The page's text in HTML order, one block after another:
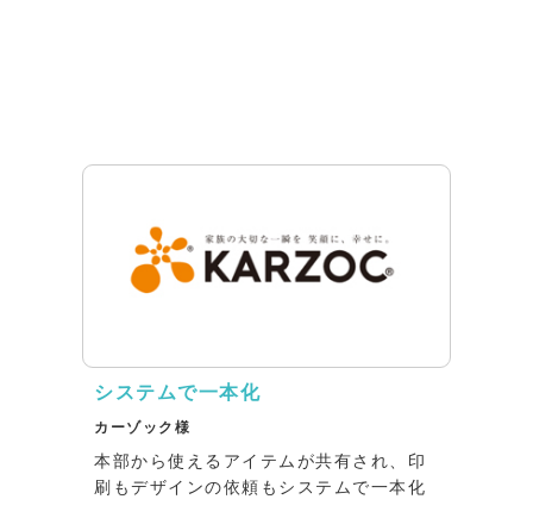
システムで一本化
カーゾック様
本部から使えるアイテムが共有され、印
刷もデザインの依頼もシステムで一本化